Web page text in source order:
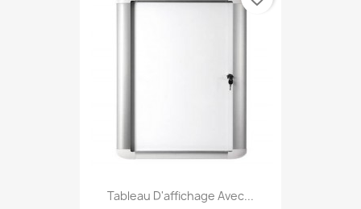
Tableau D'affichage Avec...